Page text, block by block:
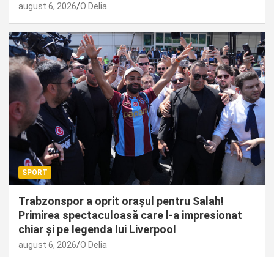
august 6, 2026 O Delia
SPORT
Trabzonspor a oprit orașul pentru Salah!
Primirea spectaculoasă care l-a impresionat
chiar și pe legenda lui Liverpool
august 6, 2026 O Delia